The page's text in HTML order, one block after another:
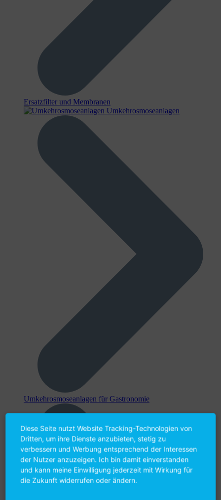
Ersatzfilter und Membranen
Umkehrosmoseanlagen
Umkehr­osmose­anlagen für Gastronomie
Diese Seite nutzt Website Tracking-Technologien von
Dritten, um ihre Dienste anzubieten, stetig zu
verbessern und Werbung entsprechend der Interessen
der Nutzer anzuzeigen. Ich bin damit einverstanden
und kann meine Einwilligung jederzeit mit Wirkung für
die Zukunft widerrufen oder ändern.